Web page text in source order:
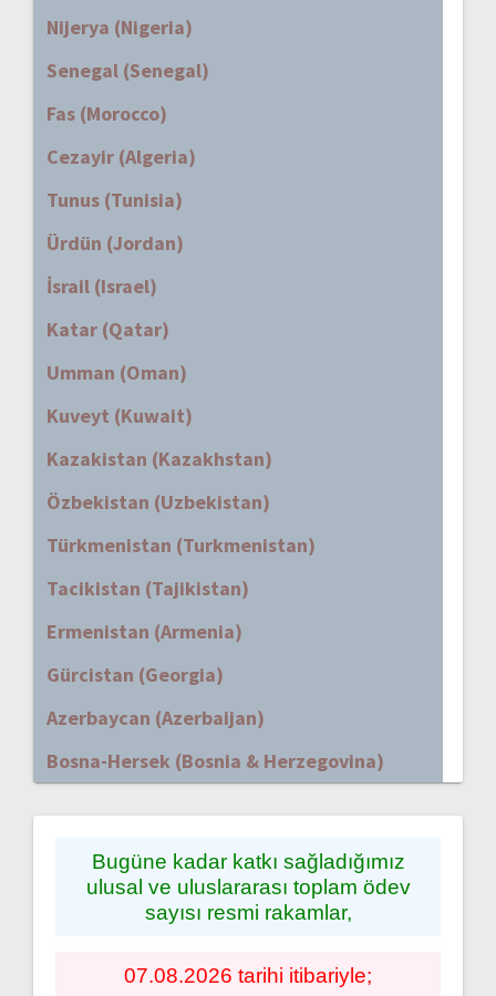
Nijerya (Nigeria)
Senegal (Senegal)
Fas (Morocco)
Cezayir (Algeria)
Tunus (Tunisia)
Ürdün (Jordan)
İsrail (Israel)
Katar (Qatar)
Umman (Oman)
Kuveyt (Kuwait)
Kazakistan (Kazakhstan)
Özbekistan (Uzbekistan)
Türkmenistan (Turkmenistan)
Tacikistan (Tajikistan)
Ermenistan (Armenia)
Gürcistan (Georgia)
Azerbaycan (Azerbaijan)
Bosna-Hersek (Bosnia & Herzegovina)
Bugüne kadar katkı sağladığımız
ulusal ve uluslararası toplam ödev
sayısı resmi rakamlar,
07.08.2026 tarihi itibariyle;